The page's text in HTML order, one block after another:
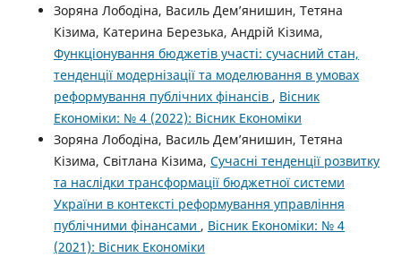
Зоряна Лободіна, Василь Дем’янишин, Тетяна
Кізима, Катерина Березька, Андрій Кізима,
Функціонування бюджетів участі: сучасний стан,
тенденції модернізації та моделювання в умовах
реформування публічних фінансів , Вісник
Економіки: № 4 (2022): Вісник Економіки
Зоряна Лободіна, Василь Дем’янишин, Тетяна
Кізима, Світлана Кізима, Сучасні тенденції розвитку
та наслідки трансформації бюджетної системи
України в контексті реформування управління
публічними фінансами , Вісник Економіки: № 4
(2021): Вісник Економіки